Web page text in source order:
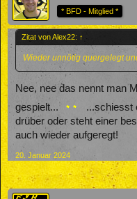
* BFD - Mitglied *
Zitat von Alex22: ↑
Wieder unnötig quergelegt
Nee, nee das nennt man
gespielt...
...schiesst
drüber oder steht einer
auch wieder aufgeregt!
20. Januar 2024